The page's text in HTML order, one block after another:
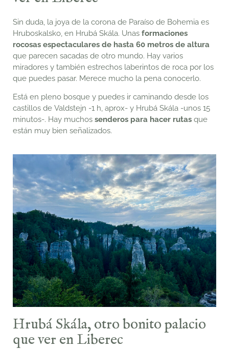
Sin duda, la joya de la corona de Paraíso de Bohemia es
Hruboskalsko, en Hrubá Skála. Unas formaciones
rocosas espectaculares de hasta 60 metros de altura
que parecen sacadas de otro mundo. Hay varios
miradores y también estrechos laberintos de roca por los
que puedes pasar. Merece mucho la pena conocerlo.
Está en pleno bosque y puedes ir caminando desde los
castillos de Valdstejn -1 h, aprox- y Hrubá Skála -unos 15
minutos-. Hay muchos senderos para hacer rutas que
están muy bien señalizados.
Hrubá Skála, otro bonito palacio
que ver en Liberec